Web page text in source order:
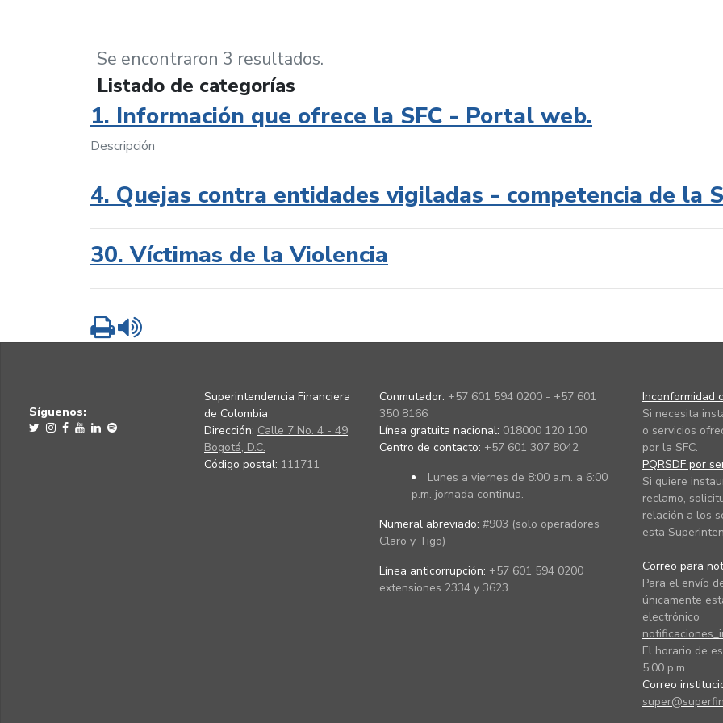
Se encontraron 3 resultados.
Listado de categorías
1. Información que ofrece la SFC - Portal web.
Descripción
4. Quejas contra entidades vigiladas - competencia de la
30. Víctimas de la Violencia
Imprimir
Síguenos:
Superintendencia Financiera
de Colombia
Dirección: Calle 7 No. 4 - 49
Bogotá, D.C.
Código postal: 111711
Conmutador: +57 601 594 0200 - +57 601
350 8166
Línea gratuita nacional: 018000 120 100
Centro de contacto: +57 601 307 8042
Lunes a viernes de 8:00 a.m. a 6:00
p.m. jornada continua.
Numeral abreviado: #903 (solo operadores
Claro y Tigo)
Línea anticorrupción: +57 601 594 0200
extensiones 2334 y 3623
Inconformidad
Si necesita
o servicios
por la SFC.
PQRSDF por
Si quiere
reclamo,
relación a los
esta
Correo para
Para el envío
únicamente
electrónico
El horario de
5:00 p.m.
Correo